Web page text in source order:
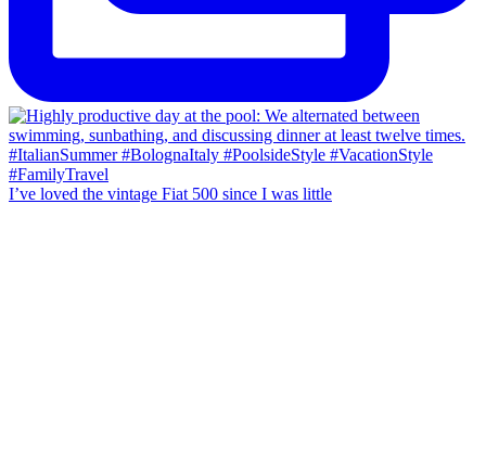
I’ve loved the vintage Fiat 500 since I was little